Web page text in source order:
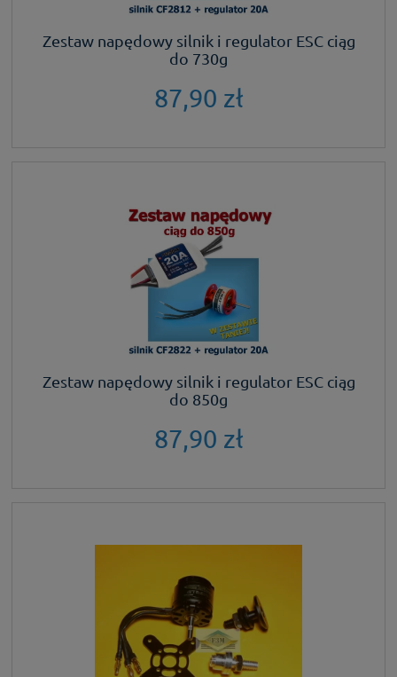
Zestaw napędowy silnik i regulator ESC ciąg
do 730g
87,90 zł
Zestaw napędowy silnik i regulator ESC ciąg
do 850g
87,90 zł